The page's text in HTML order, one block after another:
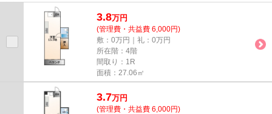
心安全なマンションです♪ニー...
3.8万円
(管理費・共益費 6,000円)
敷：0万円｜礼：0万円
所在階：4階
間取り：1R
面積：27.06㎡
3.7万円
(管理費・共益費 6,000円)